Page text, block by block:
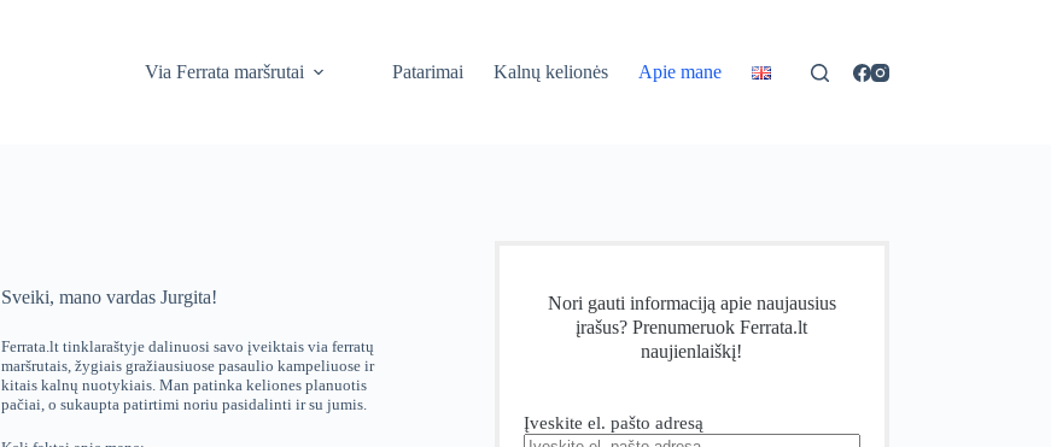
Via Ferrata maršrutai
Patarimai Kalnų kelionės Apie mane
Sveiki, mano vardas Jurgita!
Ferrata.lt tinklaraštyje dalinuosi savo įveiktais via ferratų
maršrutais, žygiais gražiausiuose pasaulio kampeliuose ir
kitais kalnų nuotykiais. Man patinka keliones planuotis
pačiai, o sukaupta patirtimi noriu pasidalinti ir su jumis.
Nori gauti informaciją apie naujausius
įrašus? Prenumeruok Ferrata.lt
naujienlaiškį!
Įveskite el. pašto adresą